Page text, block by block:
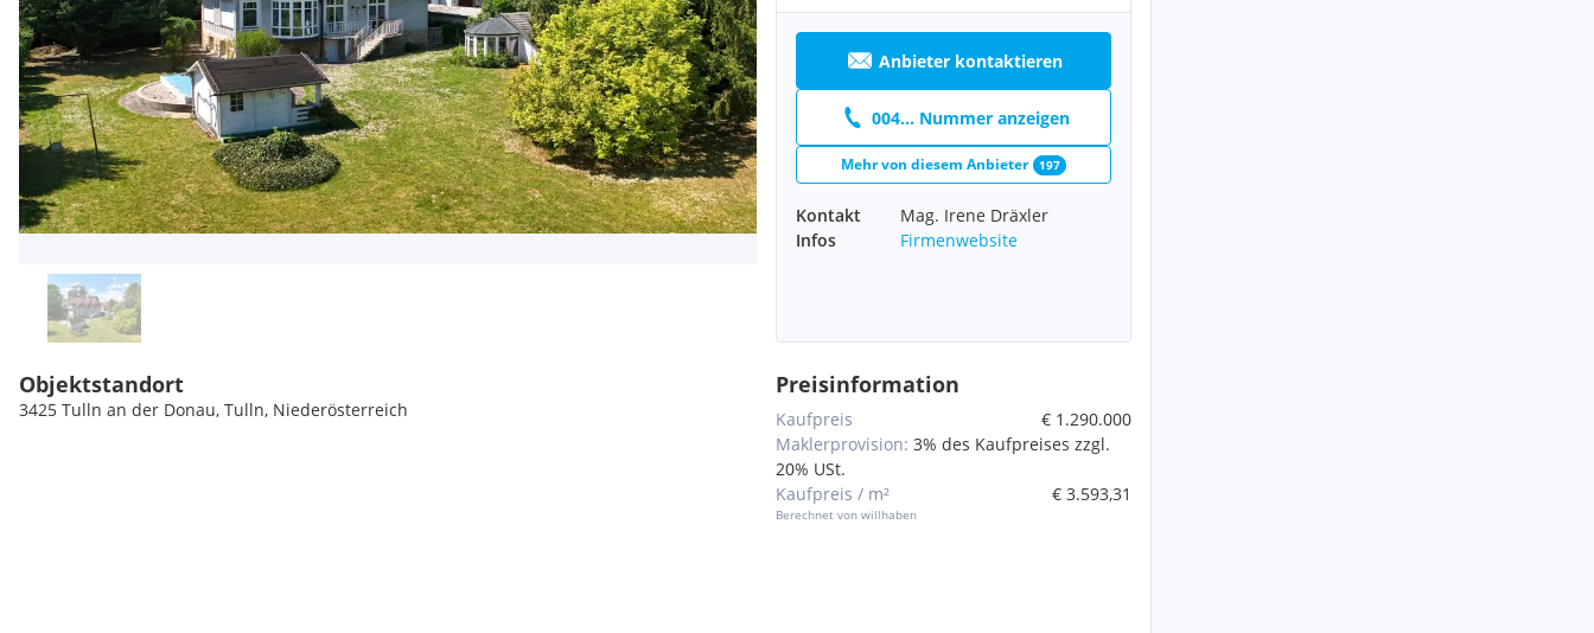
Anbieter kontaktieren
004... Nummer anzeigen
Mehr von diesem Anbieter 197
Kontakt
Mag. Irene Dräxler
Infos
Firmenwebsite
Objektstandort
3425 Tulln an der Donau, Tulln, Niederösterreich
Preisinformation
Kaufpreis
€ 1.290.000
Maklerprovision: 3% des Kaufpreises zzgl.
20% USt.
Kaufpreis / m²
Berechnet von willhaben
€ 3.593,31